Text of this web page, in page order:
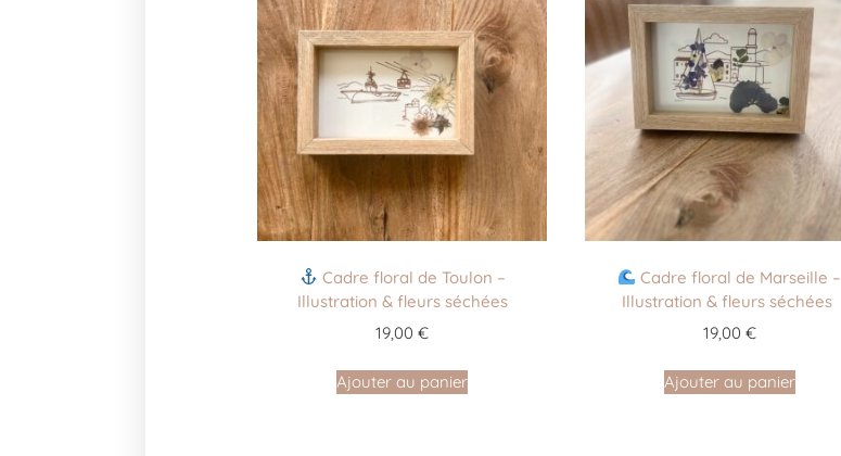
Cadre floral de Toulon –
Illustration & fleurs séchées
19,00€
Ajouter au panier
Cadre floral de Marseille –
Illustration & fleurs séchées
19,00 €
Ajouter au panier